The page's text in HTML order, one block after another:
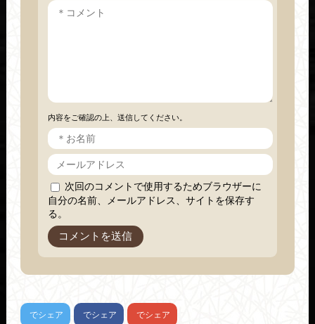
内容をご確認の上、送信してください。
次回のコメントで使用するためブラウザーに
自分の名前、メールアドレス、サイトを保存す
る。
でシェア でシェア でシェア